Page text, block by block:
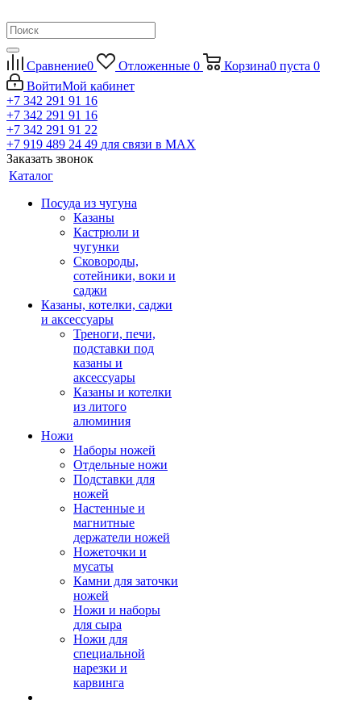
Сравнение0 Отложенные 0 Корзина0 пуста 0
ВойтиМой кабинет
+7 342 291 91 16
+7 342 291 91 16
+7 342 291 91 22
+7 919 489 24 49 для связи в МАХ
Заказать звонок
Каталог
Посуда из чугуна
Казаны
Кастрюли и
чугунки
Сковороды,
сотейники, воки и
саджи
Казаны, котелки, саджи
и аксессуары
Треноги, печи,
подставки под
казаны и
аксессуары
Казаны и котелки
из литого
алюминия
Ножи
Наборы ножей
Отдельные ножи
Подставки для
ножей
Настенные и
магнитные
держатели ножей
Ножеточки и
мусаты
Камни для заточки
ножей
Ножи и наборы
для сыра
Ножи для
специальной
нарезки и
карвинга